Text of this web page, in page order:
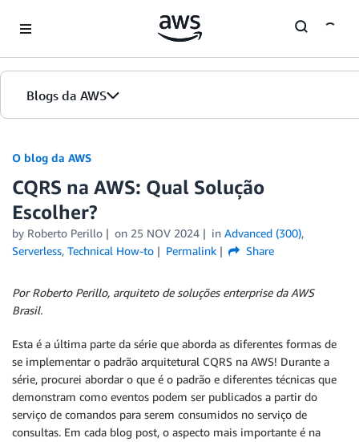
Blogs da AWS
Página inicial
Edições
O blog da AWS
CQRS na AWS: Qual Solução
Escolher?
by Roberto Perillo on 25 NOV 2024 in Advanced (300),
Serverless, Technical How-to Permalink Share
Por Roberto Perillo, arquiteto de soluções enterprise da AWS
Brasil.
Esta é a última parte da série que aborda as diferentes formas de
se implementar o padrão arquitetural CQRS na AWS! Durante a
série, procurei abordar o que é o padrão e diferentes técnicas que
demonstram como eventos podem ser publicados a partir do
serviço de comandos para serem consumidos no serviço de
consultas. Em cada blog post, o aspecto mais importante é na